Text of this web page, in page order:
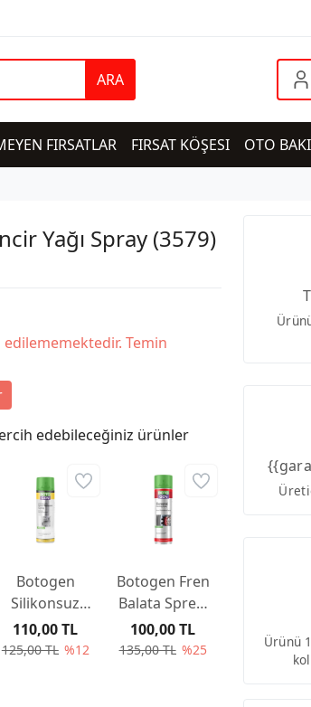
ARA
FIRSATLAR FIRSAT KÖŞESI OTO
Yağı Spray (3579)
Temin
edebileceğiniz ürünler
Botogen
Silikonsuz
Kalıp Ayırıcı
Sprey 500ml
125,00 TL %12
110,00 TL
Botogen Fren
Balata Spreyi
500ml
135,00 TL %25
100,00 TL
Ürünü